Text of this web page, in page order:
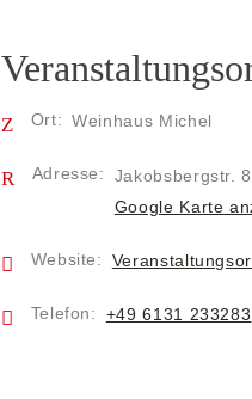
Ort: Weinhaus Michel
Adresse: Jakobsbergstr. 8,
Google Karte
Website:
Telefon: +49 6131 233283